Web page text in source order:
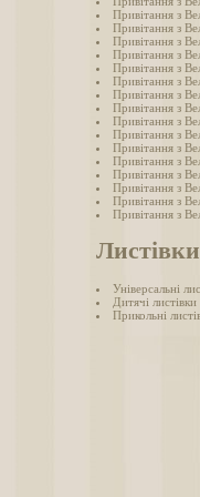
Привітання з
Привітання з
Привітання з
Привітання з
Привітання з
Привітання з
Привітання з
Привітання з
Привітання з
Привітання з
Привітання з
Привітання з
Привітання з
Привітання з
Привітання з
Привітання з
Універсальні
Дитячі
Прикольні